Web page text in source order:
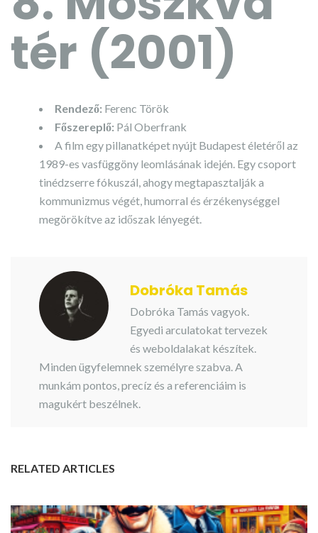
tér (2001)
Rendező: Ferenc Török
Főszereplő: Pál Oberfrank
A film egy pillanatképet nyújt Budapest életéről az
1989-es vasfüggöny leomlásának idején. Egy csoport
tinédzserre fókuszál, ahogy megtapasztalják a
kommunizmus végét, humorral és érzékenységgel
megörökítve az időszak lényegét.
Dobróka Tamás
Dobróka Tamás vagyok.
Egyedi arculatokat tervezek
és weboldalakat készítek.
Minden ügyfelemnek személyre szabva. A
munkám pontos, precíz és a referenciáim is
magukért beszélnek.
RELATED ARTICLES